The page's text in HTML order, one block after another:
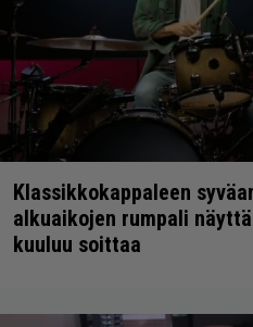
Klassikkokappaleen
alkuaikojen rumpali
kuuluu soittaa